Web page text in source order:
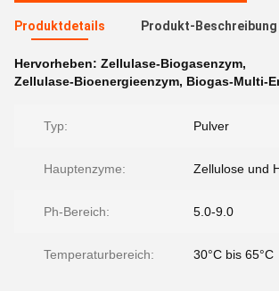
Produktdetails Produkt-Beschreibung
Hervorheben: Zellulase-Biogasenzym,
Zellulase-Bioenergieenzym, Biogas-Multi-
Typ: Pulver
Hauptenzyme: Zellulose und
Ph-Bereich: 5.0-9.0
Temperaturbereich: 30°C bis 65°C